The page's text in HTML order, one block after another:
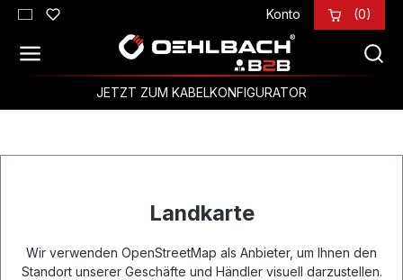
Zum Hauptinhalt springen Konto (0)
JETZT ZUM KABELKONFIGURATOR
Landkarte
Wir verwenden OpenStreetMap als Anbieter, um Ihnen den
Standort unserer Geschäfte und Händler visuell darzustellen.